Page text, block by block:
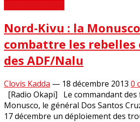
Nord-Kivu : la
combattre les rebelles
des ADF/Nalu
Clovis Kadda — 18 décembre 2013 0
[Radio Okapi] Le commandant des
Monusco, le général Dos Santos
17 décembre un déploiement des